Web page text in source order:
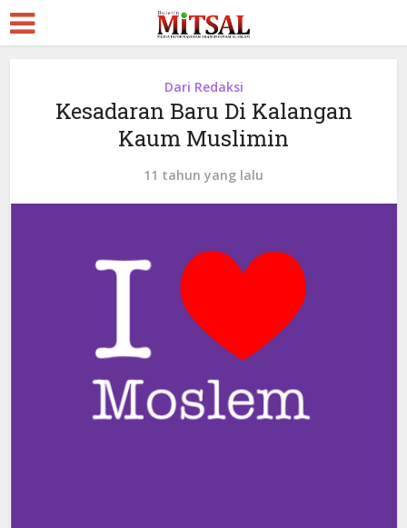
Dari Redaksi
Kesadaran Baru Di Kalangan
Kaum Muslimin
11 tahun yang lalu